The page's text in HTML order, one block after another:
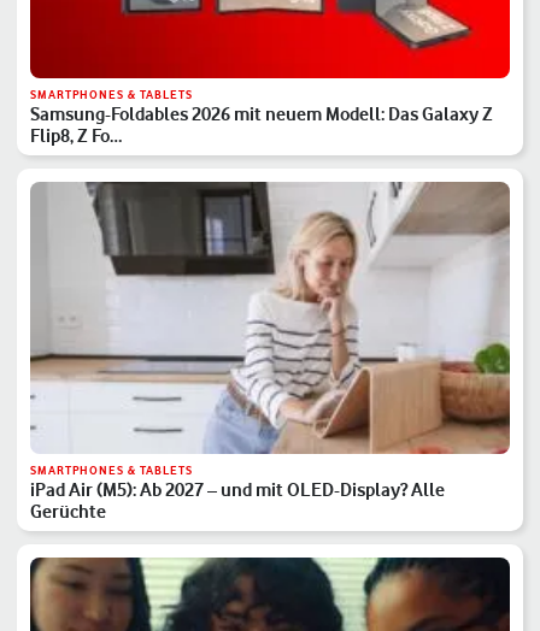
SMARTPHONES & TABLETS
Samsung-Foldables 2026 mit neuem Modell: Das Galaxy Z
Flip8, Z Fo…
SMARTPHONES & TABLETS
iPad Air (M5): Ab 2027 – und mit OLED-Display? Alle
Gerüchte